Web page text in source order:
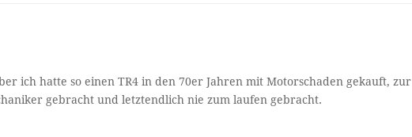
ich hatte so einen TR4 in den 70er Jahren mit Motorschaden gekauft, zur
gebracht und letztendlich nie zum laufen gebracht.